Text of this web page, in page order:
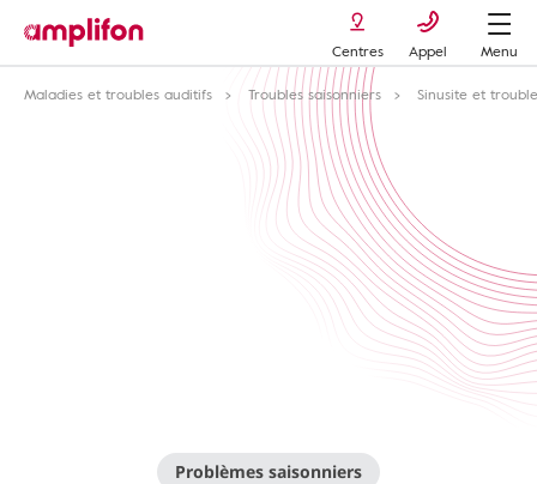
Centres Appel
Menu
Maladies et troubles auditifs
Troubles saisonniers Sinusite et
Problèmes saisonniers